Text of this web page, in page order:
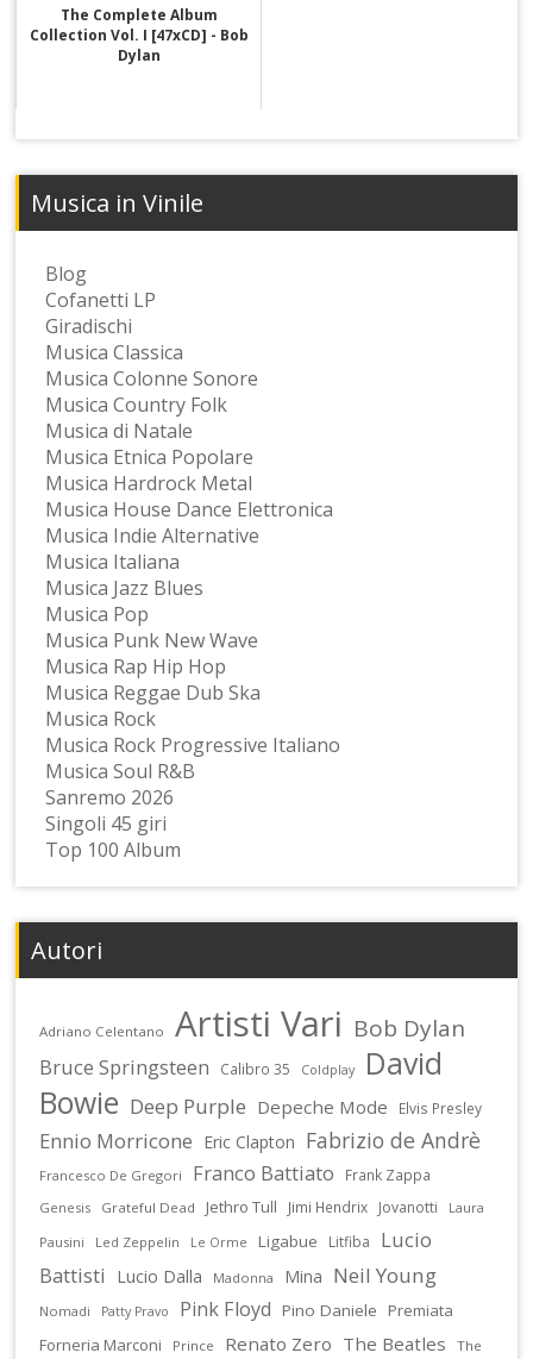
The Complete Album
Collection Vol. I [47xCD] - Bob
Dylan
Musica in Vinile
Blog
Cofanetti LP
Giradischi
Musica Classica
Musica Colonne Sonore
Musica Country Folk
Musica di Natale
Musica Etnica Popolare
Musica Hardrock Metal
Musica House Dance Elettronica
Musica Indie Alternative
Musica Italiana
Musica Jazz Blues
Musica Pop
Musica Punk New Wave
Musica Rap Hip Hop
Musica Reggae Dub Ska
Musica Rock
Musica Rock Progressive Italiano
Musica Soul R&B
Sanremo 2026
Singoli 45 giri
Top 100 Album
Autori
Adriano Celentano Artisti Vari Bob Dylan
Bruce Springsteen Calibro 35 Coldplay
David
Bowie Deep Purple Depeche Mode Elvis Presley
Ennio Morricone Eric Clapton Fabrizio de Andrè
Francesco De Gregori Franco Battiato Frank Zappa
Genesis Grateful Dead Jethro Tull Jimi Hendrix Jovanotti
Laura
Pausini
Led Zeppelin Le Orme Ligabue Litfiba
Lucio
Battisti
Lucio Dalla Madonna Mina Neil Young
Nomadi Patty Pravo Pink Floyd Pino Daniele
Premiata
Forneria Marconi
Prince Renato Zero The Beatles
The